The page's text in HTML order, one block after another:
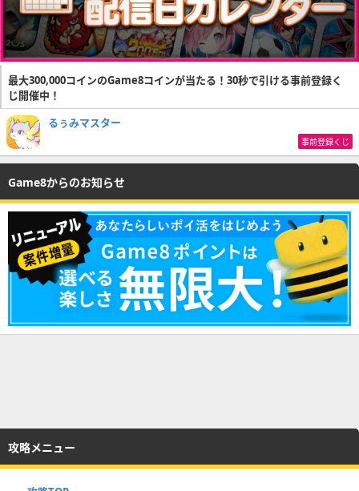
最大300,000コインのGame8コインが当たる！30秒で引ける事前登録く
じ開催中！
るぅみマスター
事前登録くじ
Game8からのお知らせ
攻略メニュー